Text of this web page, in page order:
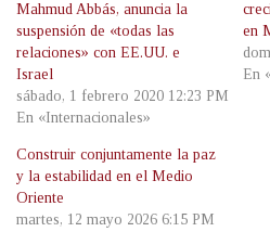
Mahmud Abbás, anuncia la
suspensión de «todas las
relaciones» con EE.UU. e
Israel
sábado, 1 febrero 2020 12:23 PM
En «Internacionales»
en
En
Construir conjuntamente la paz
y la estabilidad en el Medio
Oriente
martes, 12 mayo 2026 6:15 PM